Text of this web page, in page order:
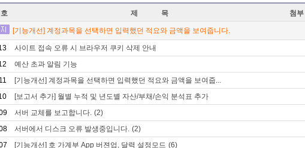
제 목 첨부
[기능개선] 계정과목을 선택하면 입력했던 적요와 금액을 보여줍니다.
사이트 접속 오류 시 브라우저 쿠키 삭제 안내
예산 초과 알림 기능
[기능개선] 계정과목을 선택하면 입력했던 적요와 금액을 보여줍...
[보고서 추가] 월별 누적 및 년도별 자산/부채/손익 분석표 추가
서버 교체를 보고합니다. (2)
서버에서 디스크 오류 발생중입니다. (2)
[기능개선] 호 가계부 App 버젼업, 달력 설정모드 (6)